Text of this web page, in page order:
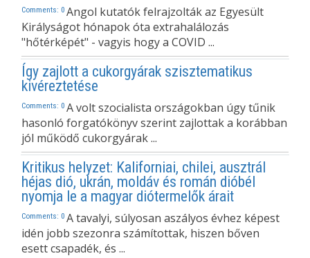
Comments: 0 Angol kutatók felrajzolták az Egyesült
Királyságot hónapok óta extrahalálozás
"hőtérképét" - vagyis hogy a COVID ...
Így zajlott a cukorgyárak szisztematikus
kivéreztetése
Comments: 0 A volt szocialista országokban úgy tűnik
hasonló forgatókönyv szerint zajlottak a korábban
jól működő cukorgyárak ...
Kritikus helyzet: Kaliforniai, chilei, ausztrál
héjas dió, ukrán, moldáv és román dióbél
nyomja le a magyar diótermelők árait
Comments: 0 A tavalyi, súlyosan aszályos évhez képest
idén jobb szezonra számítottak, hiszen bőven
esett csapadék, és ...